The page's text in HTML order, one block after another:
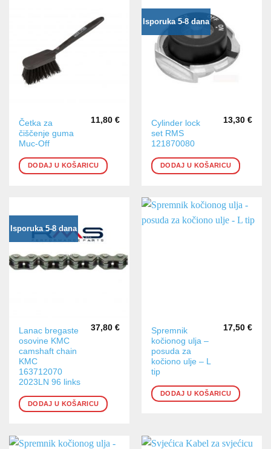
Četka za
čiščenje guma
Muc-Off
11,80 €
DODAJ U KOŠARICU
Isporuka 5-8 dana
Cylinder lock
set RMS
121870080
13,30 €
DODAJ U KOŠARICU
Isporuka 5-8 dana
Lanac bregaste
osovine KMC
camshaft chain
KMC
163712070
2023LN 96 links
37,80 €
DODAJ U KOŠARICU
Spremnik
kočionog ulja –
posuda za
kočiono ulje – L
tip
17,50 €
DODAJ U KOŠARICU